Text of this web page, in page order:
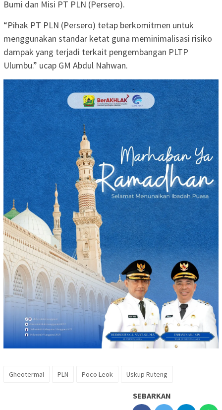
Bumi dan Misi PT PLN (Persero).
“Pihak PT PLN (Persero) tetap berkomitmen untuk
menggunakan standar ketat guna meminimalisasi risiko
dampak yang terjadi terkait pengembangan PLTP
Ulumbu.” ucap GM Abdul Nahwan.
Gheotermal PLN Poco Leok Uskup Ruteng
SEBARKAN